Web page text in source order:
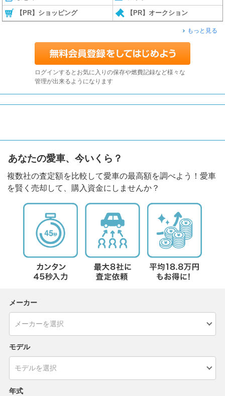
【PR】ショッピング 【PR】オークション
もっと見る
ログインするとお気に入りの保存や燃費記録など様々な
管理が出来るようになります
あなたの愛車、今いくら？
複数社の査定額を比較して愛車の最高額を調べよう！愛車
を賢く売却して、購入資金にしませんか？
メーカー
モデル
年式